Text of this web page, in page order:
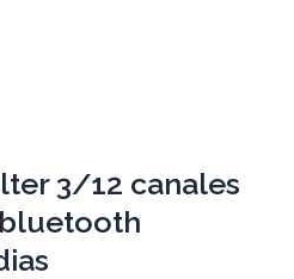
3/12 canales